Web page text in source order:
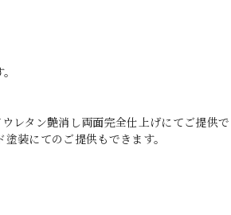
レタン艶消し両面完全仕上げにてご提供
装にてのご提供もできます。